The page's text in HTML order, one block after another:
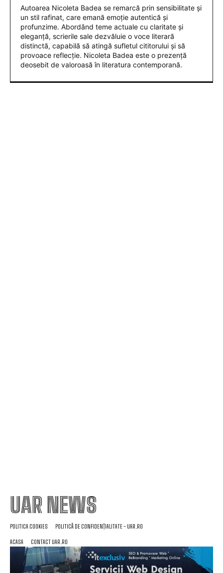
Autoarea Nicoleta Badea se remarcă prin sensibilitate și
un stil rafinat, care emană emoție autentică și
profunzime. Abordând teme actuale cu claritate și
eleganță, scrierile sale dezvăluie o voce literară
distinctă, capabilă să atingă sufletul cititorului și să
provoace reflecție. Nicoleta Badea este o prezență
deosebit de valoroasă în literatura contemporană.
UAR NEWS
POLITICA COOKIES POLITICĂ DE CONFIDENȚIALITATE – UAR.RO
ACASA CONTACT UAR.RO